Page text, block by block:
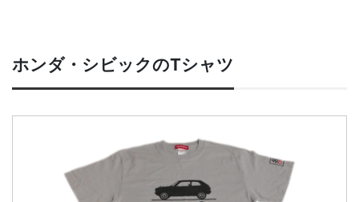
ホンダ・シビックのTシャツ